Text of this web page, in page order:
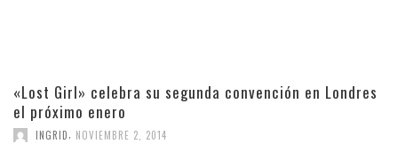
«Lost Girl» celebra su segunda convención en Londres
el próximo enero
INGRID, NOVIEMBRE 2, 2014